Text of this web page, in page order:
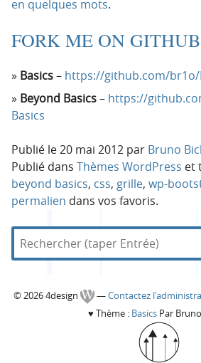
en quelques mots.
FORK ME ON GITHUB
Basics– https://github.com/br1o/
Beyond Basics– https://
Basics
Publié le20 mai 2012 par Bruno
Publié dans Thèmes WordPress et
beyond basics, css, grille, wp-
permalien dans vos favoris.
R
R
e
d
4
C
© 2026 4design —Contactez
♥ Thème : Basics Par